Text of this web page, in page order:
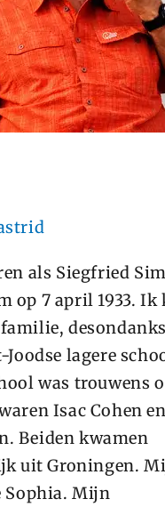
als Siegfried
op 7 april 1933. Ik
lagere
was trouwens
Isac Cohen
Beiden kwamen
uit Groningen.
Sophia. Mijn